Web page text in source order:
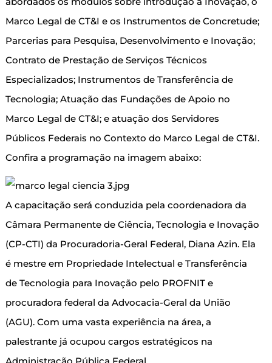
Marco Legal de CT&I e os Instrumentos de Concretude;
Parcerias para Pesquisa, Desenvolvimento e Inovação;
Contrato de Prestação de Serviços Técnicos
Especializados; Instrumentos de Transferência de
Tecnologia; Atuação das Fundações de Apoio no
Marco Legal de CT&I; e atuação dos Servidores
Públicos Federais no Contexto do Marco Legal de CT&I.
Confira a programação na imagem abaixo:
A capacitação será conduzida pela coordenadora da
Câmara Permanente de Ciência, Tecnologia e Inovação
(CP-CTI) da Procuradoria-Geral Federal, Diana Azin. Ela
é mestre em Propriedade Intelectual e Transferência
de Tecnologia para Inovação pelo PROFNIT e
procuradora federal da Advocacia-Geral da União
(AGU). Com uma vasta experiência na área, a
palestrante já ocupou cargos estratégicos na